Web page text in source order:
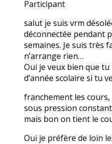
Participant
salut je suis vrm
déconnectée pendant
semaines. Je suis très
n’arrange rien…
Oui je veux bien que
d’année scolaire si tu
franchement les cours,
sous pression
mais bon on tient le
Oui je préfère de loin